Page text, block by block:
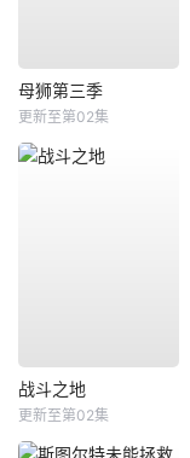
母狮第三季
更新至第02集
战斗之地
更新至第02集